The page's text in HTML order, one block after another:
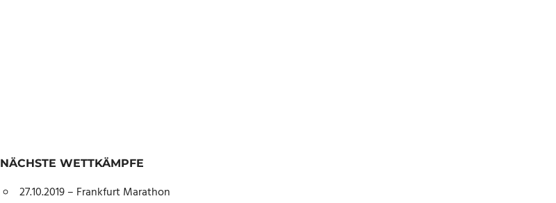
NÄCHSTE WETTKÄMPFE
27.10.2019 – Frankfurt Marathon